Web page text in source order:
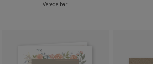
Veredelbar